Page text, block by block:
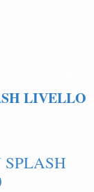
LIVELLO